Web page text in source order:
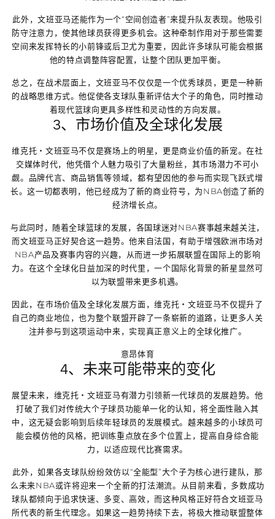
此外，文班亚马还能作为一个“空间创造者”来提升队友表现。他吸引
防守注意力，使其他球员获得更多机会。这种牵制作用对于那些需要
空间来发挥特长的小前锋或后卫尤为重要，因此许多球队可能会根据
他的特点调整阵容配置，让整个团队更加平衡。
总之，在战术层面上，文班亚马不仅仅是一个优秀球员，更是一种新
的战略思维方式。他促使各支球队重新评估大个子的角色，同时推动
着现代篮球向更具多样性和灵动性的方向发展。
3、市场价值及全球化发展
维克托・文班亚马不仅是赛场上的明星，更是商业价值的新宠。在社
交媒体时代，他凭借个人魅力吸引了大量粉丝，其市场潜力不可小
觑。品牌代言、商品销售等领域，都有望因他的参与而实现飞跃式增
长。这一切都表明，他已经成为了新的商业符号，为NBA创造了新的
经济增长点。
与此同时，随着全球篮球的发展，各国球迷对NBA赛事越来越关注，
而文班亚马正好契合这一趋势。他来自法国，有助于增强欧洲市场对
NBA产品及赛事内容的兴趣，从而进一步拓展联盟在国际上的影响
力。在这个全球化日益加深的时代里，一个国际化背景的新星显然可
以为联盟带来更多机遇。
因此，在市场价值及全球化发展方面，维克托・文班亚马不仅提升了
自己的商业地位，也为整个联盟开辟了一条崭新的道路，让更多人关
注并参与到这项运动中来，实现真正意义上的全球化推广。
意昂体育
4、未来可能带来的变化
展望未来，维克托・文班亚马有潜力引领新一代球员的发展趋势。他
打破了我们对传统大个子球员功能单一化的认知，将全面性融入其
中，这无疑会影响到后续年轻球员的发展模式。越来越多的小球员可
能会模仿他的风格，把训练重点放在多个位置上，提高自身综合能
力，以适应现代比赛需求。
此外，如果各支球队纷纷效仿以“全能型”大个子为核心进行建队，那
么未来NBA或许将迎来一个全新的打法潮流。从目前来看，多数成功
球队都倾向于追求快速、多变、高效，而这种风格正好符合文班亚马
所代表的新生代理念。如果这一趋势持续下去，将极大推动联盟整体